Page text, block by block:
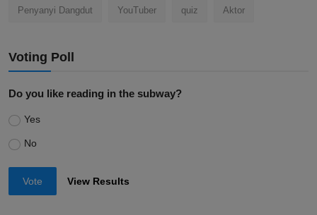
Penyanyi Dangdut YouTuber quiz Aktor
Voting Poll
Do you like reading in the subway?
Yes
No
Vote View Results